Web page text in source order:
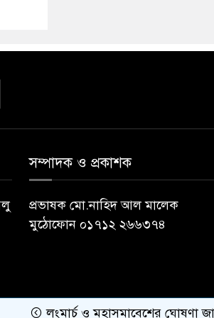
সম্পাদক ও প্রকাশক
প্রভাষক মো.নাহিদ আল মালেক
মুঠোফোন ০১৭১২ ২৬৬৩৭৪
ও মহাসমাবেশের ঘোষণা জামায়াত